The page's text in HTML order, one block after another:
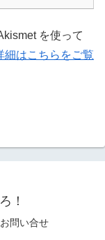
を使って
細はこちらをご覧
！
お問い合せ